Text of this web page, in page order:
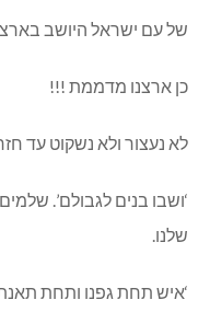
של עם ישראל היושב
כן ארצנו מדממת !!!
לא נעצור ולא נשקוט עד
‘ושבו בנים לגבולם’.
שלנו.
‘איש תחת גפנו ותחת